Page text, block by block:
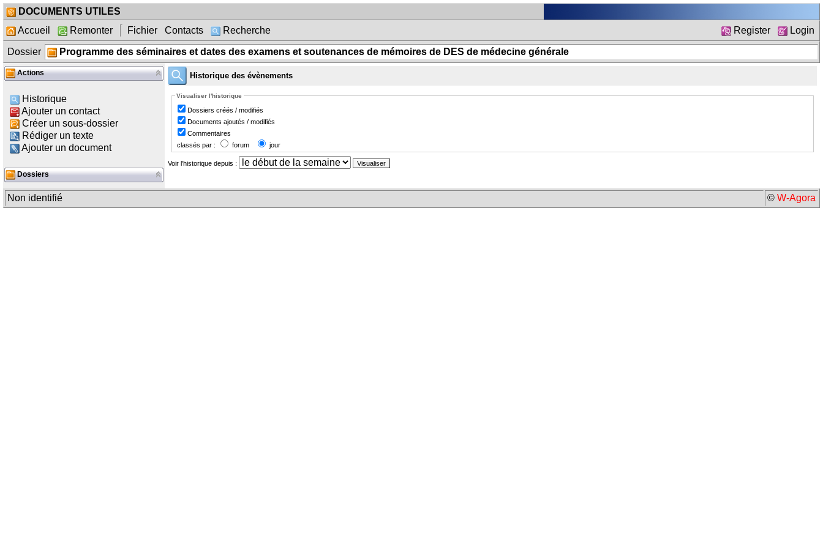
DOCUMENTS UTILES
Accueil
Remonter Fichier Contacts Recherche Register Login
Dossier Programme des séminaires et dates des examens et soutenances de mémoires de DES de médecine générale
Actions
Historique
Ajouter un contact
Créer un sous-dossier
Rédiger un texte
Ajouter un document
Dossiers
Historique des évènements
Visualiser l'historique
Dossiers créés / modifiés
Documents ajoutés / modifiés
Commentaires
classés par :
forum jour
Voir l'historique depuis :
Non identifié © W-Agora